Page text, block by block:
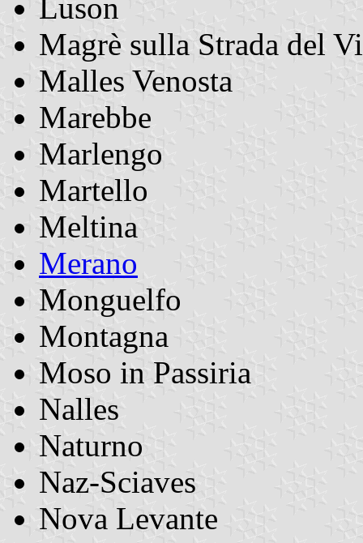
Luson
Magrè sulla Strada del
Malles Venosta
Marebbe
Marlengo
Martello
Meltina
Merano
Monguelfo
Montagna
Moso in Passiria
Nalles
Naturno
Naz-Sciaves
Nova Levante